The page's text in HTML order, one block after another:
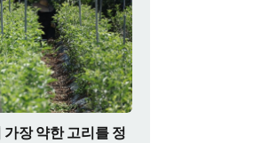
장 약한 고리를 정